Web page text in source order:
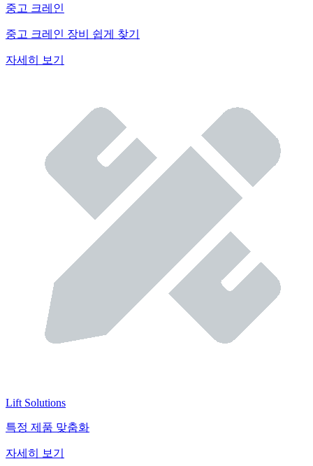
중고 크레인
중고 크레인 장비 쉽게 찾기
자세히 보기
Lift Solutions
특정 제품 맞춤화
자세히 보기